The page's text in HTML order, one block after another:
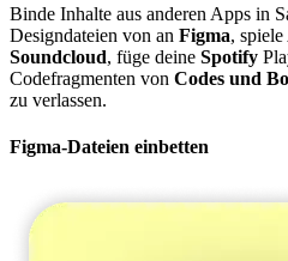
Binde Inhalte aus anderen Apps in
Designdateien von an Figma,
Soundcloud, füge deine Spotify
Codefragmenten von Codes und
zu verlassen.
Figma-Dateien einbetten